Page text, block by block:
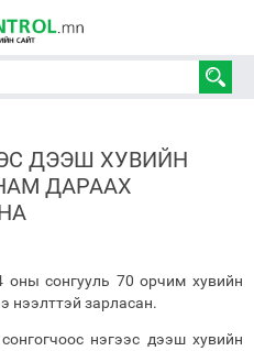
ДЭЭШ ХУВИЙН
ДАРААХ
сонгууль 70 орчим хувийн
нээлттэй зарласан.
нэгээс дээш хувийн